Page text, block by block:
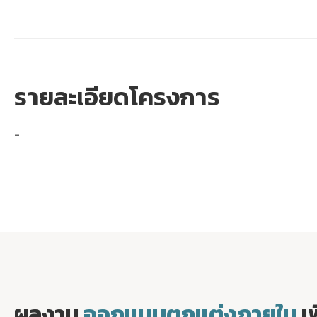
รายละเอียดโครงการ
-